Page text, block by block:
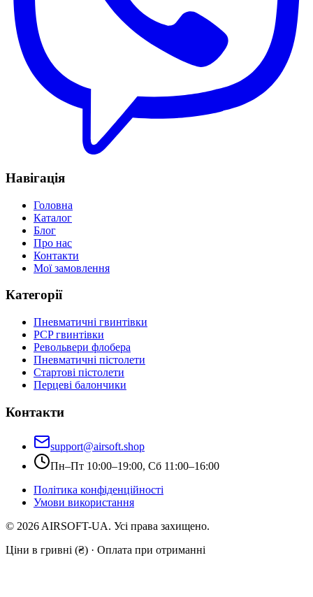
Навігація
Головна
Каталог
Блог
Про нас
Контакти
Мої замовлення
Категорії
Пневматичні гвинтівки
PCP гвинтівки
Револьвери флобера
Пневматичні пістолети
Стартові пістолети
Перцеві балончики
Контакти
support@airsoft.shop
Пн–Пт 10:00–19:00, Сб 11:00–16:00
Політика конфіденційності
Умови використання
© 2026 AIRSOFT-UA. Усі права захищено.
Ціни в гривні (₴) · Оплата при отриманні